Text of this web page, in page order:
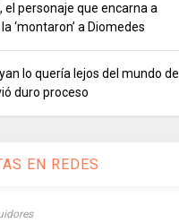
el personaje que encarna a
‘montaron’ a Diomedes
lo quería lejos del mundo de
duro proceso
EN REDES